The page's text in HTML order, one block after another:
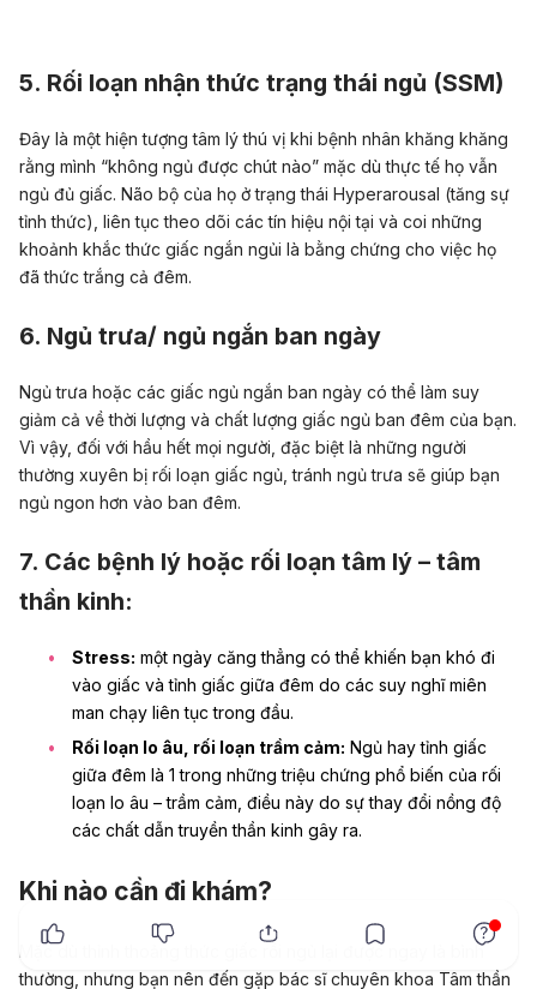
5. Rối loạn nhận thức trạng thái ngủ (SSM)
Đây là một hiện tượng tâm lý thú vị khi bệnh nhân khăng khăng
rằng mình “không ngủ được chút nào” mặc dù thực tế họ vẫn
ngủ đủ giấc. Não bộ của họ ở trạng thái Hyperarousal (tăng sự
tỉnh thức), liên tục theo dõi các tín hiệu nội tại và coi những
khoảnh khắc thức giấc ngắn ngủi là bằng chứng cho việc họ
đã thức trắng cả đêm.
6. Ngủ trưa/ ngủ ngắn ban ngày
Ngủ trưa hoặc các giấc ngủ ngắn ban ngày có thể làm suy
giảm cả về thời lượng và chất lượng giấc ngủ ban đêm của bạn.
Vì vậy, đối với hầu hết mọi người, đặc biệt là những người
thường xuyên bị rối loạn giấc ngủ, tránh ngủ trưa sẽ giúp bạn
ngủ ngon hơn vào ban đêm.
7. Các bệnh lý hoặc rối loạn tâm lý – tâm
thần kinh:
Stress: một ngày căng thẳng có thể khiến bạn khó đi
vào giấc và tỉnh giấc giữa đêm do các suy nghĩ miên
man chạy liên tục trong đầu.
Rối loạn lo âu , rối loạn trầm cảm: Ngủ hay tỉnh giấc
giữa đêm là 1 trong những triệu chứng phổ biến của rối
loạn lo âu – trầm cảm, điều này do sự thay đổi nồng độ
các chất dẫn truyền thần kinh gây ra.
Khi nào cần đi khám?
Mặc dù thỉnh thoảng thức giấc rồi ngủ lại được ngay là bình
thường, nhưng bạn nên đến gặp bác sĩ chuyên khoa Tâm thần